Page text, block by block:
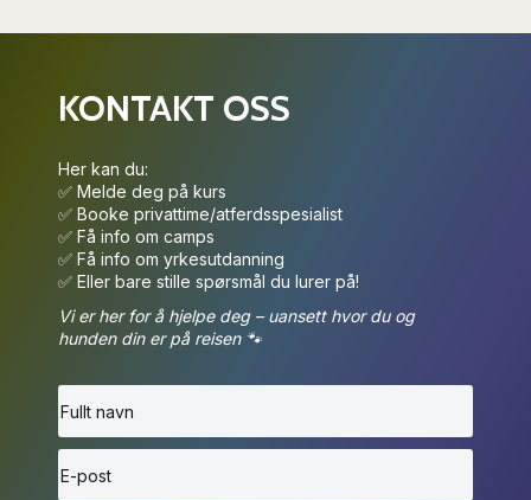
KONTAKT OSS
Her kan du:
✅ Melde deg på kurs
✅ Booke privattime/atferdsspesialist
✅ Få info om camps
✅ Få info om yrkesutdanning
✅ Eller bare stille spørsmål du lurer på!
Vi er her for å hjelpe deg – uansett hvor du og
hunden din er på reisen 🐾